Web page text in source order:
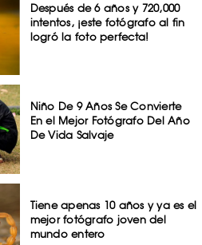
Después de 6 años y 720,000
intentos, ¡este fotógrafo al fin
logró la foto perfecta!
Niño De 9 Años Se Convierte
En el Mejor Fotógrafo Del Año
De Vida Salvaje
Tiene apenas 10 años y ya es el
mejor fotógrafo joven del
mundo entero